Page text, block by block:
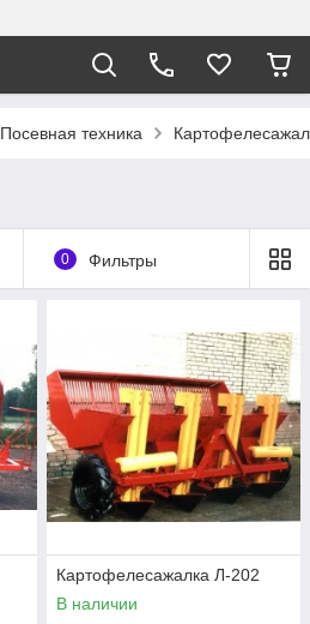
Посевная техника
0 Фильтры
Картофелесажалка Л-202
В наличии